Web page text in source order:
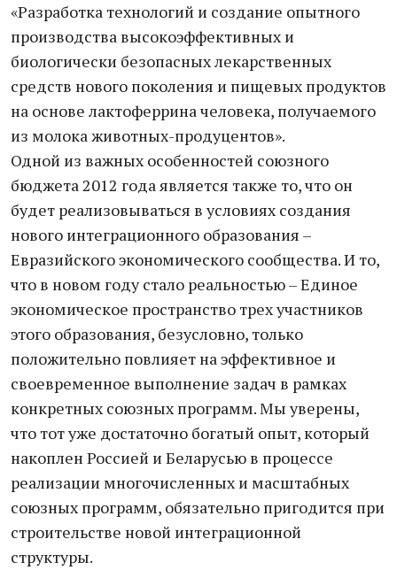
«Разработка технологий и создание опытного
производства высокоэффективных и
биологически безопасных лекарственных
средств нового поколения и пищевых продуктов
на основе лактоферрина человека, получаемого
из молока животных-продуцентов».
Одной из важных особенностей союзного
бюджета 2012 года является также то, что он
будет реализовываться в условиях создания
нового интеграционного образования –
Евразийского экономического сообщества. И то,
что в новом году стало реальностью – Единое
экономическое пространство трех участников
этого образования, безусловно, только
положительно повлияет на эффективное и
своевременное выполнение задач в рамках
конкретных союзных программ. Мы уверены,
что тот уже достаточно богатый опыт, который
накоплен Россией и Беларусью в процессе
реализации многочисленных и масштабных
союзных программ, обязательно пригодится при
строительстве новой интеграционной
структуры.